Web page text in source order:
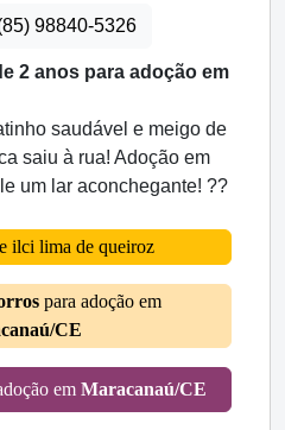
98840-5326
2 anos para adoção em
saudável e meigo de
saiu à rua! Adoção em
um lar aconchegante! ??
ilci lima de queiroz
para adoção em
CE
em Maracanaú/CE